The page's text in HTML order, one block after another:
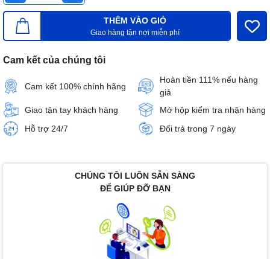
THÊM VÀO GIỎ
Giao hàng tận nơi miễn phí
Cam kết của chúng tôi
Cam kết 100% chính hãng
Hoàn tiền 111% nếu hàng
giả
Giao tận tay khách hàng
Mở hộp kiểm tra nhận hàng
Hỗ trợ 24/7
Đổi trả trong 7 ngày
CHÚNG TÔI LUÔN SẴN SÀNG
ĐỂ GIÚP ĐỠ BẠN